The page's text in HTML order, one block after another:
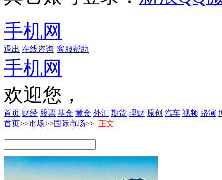
手机网
退出 在线咨询 |客服帮助
手机网
欢迎您，
首页 财经 股票 基金 黄金 外汇 期货 理财 原创 汽车 视频 路演
首页>>市场>>国际市场>> 正文